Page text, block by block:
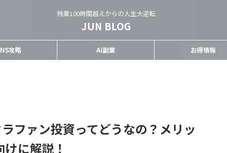
残業100時間越えからの人生大逆転
JUN BLOG
攻略 AI副業 お得情報
ファン投資ってどうなの？メリッ
に解説！